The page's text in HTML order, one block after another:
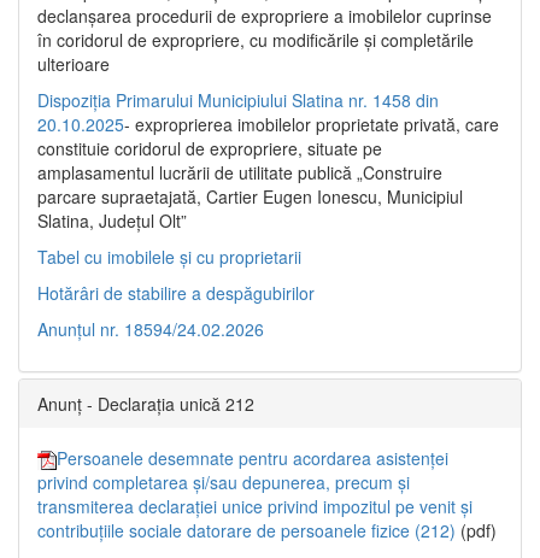
declanşarea procedurii de expropriere a imobilelor cuprinse
în coridorul de expropriere, cu modificările şi completările
ulterioare
Dispoziția Primarului Municipiului Slatina nr. 1458 din
20.10.2025- exproprierea imobilelor proprietate privată, care
constituie coridorul de expropriere, situate pe
amplasamentul lucrării de utilitate publică „Construire
parcare supraetajată, Cartier Eugen Ionescu, Municipiul
Slatina, Județul Olt”
Tabel cu imobilele și cu proprietarii
Hotărâri de stabilire a despăgubirilor
Anunțul nr. 18594/24.02.2026
Anunț - Declarația unică 212
Persoanele desemnate pentru acordarea asistenței
privind completarea și/sau depunerea, precum și
transmiterea declarației unice privind impozitul pe venit și
contribuțiile sociale datorare de persoanele fizice (212) (pdf)